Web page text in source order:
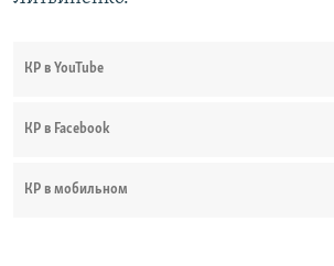
КР в YouTube
КР в Facebook
КР в мобильном